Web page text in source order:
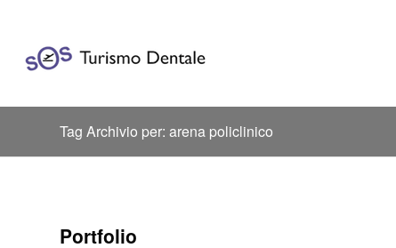
Tag Archivio per: arena policlinico
Portfolio